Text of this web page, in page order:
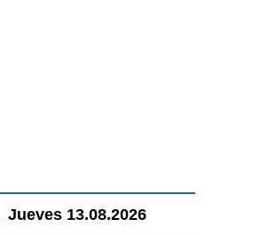
Jueves 13.08.2026